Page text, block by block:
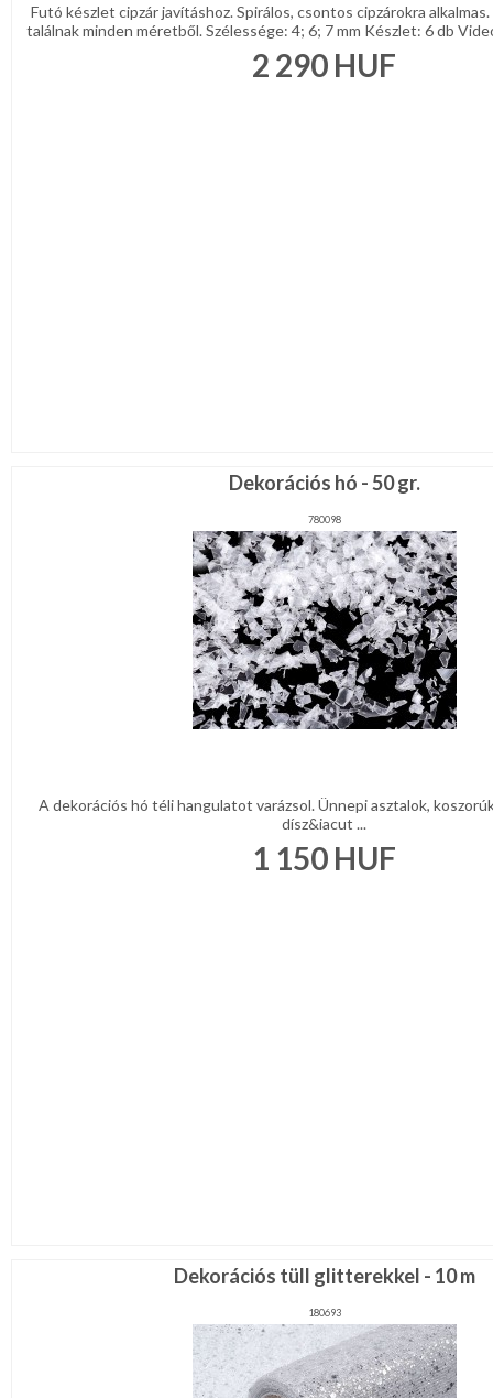
Futó készlet cipzár javításhoz. Spirálos, csontos cipzárokra
találnak minden méretből. Szélessége: 4; 6; 7 mm Készlet: 6 db
2 290 HUF
Dekorációs hó - 50 gr.
780098
A dekorációs hó téli hangulatot varázsol. Ünnepi asztalok,
dísz&iacut ...
1 150 HUF
Dekorációs tüll glitterekkel - 10 m
180693